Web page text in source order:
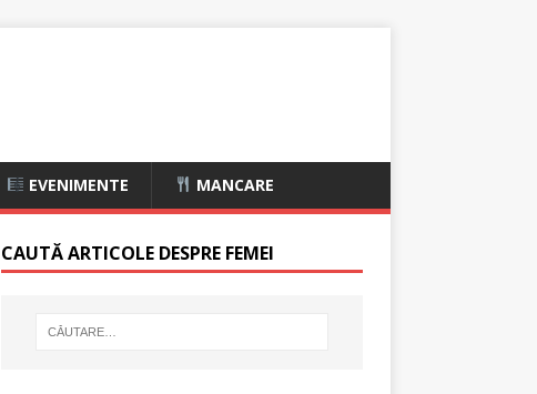
EVENIMENTE MANCARE
CAUTĂ ARTICOLE DESPRE FEMEI